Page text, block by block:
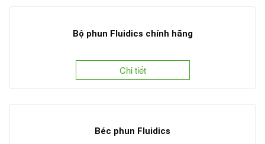
Bộ phun Fluidics chính hãng
Chi tiết
Béc phun Fluidics